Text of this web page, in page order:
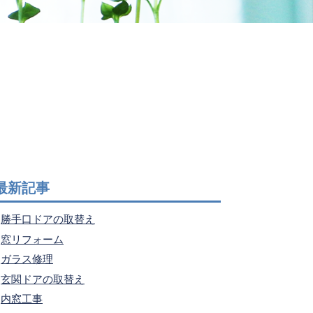
新記事
勝手口ドアの取替え
窓リフォーム
ガラス修理
玄関ドアの取替え
内窓工事